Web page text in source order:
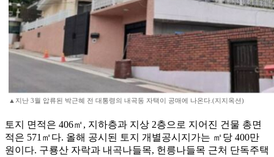
▲지난 3월 압류된 박근혜 전 대통령의 내곡동 자택이 공매에 나온다.(지지옥션)
토지 면적은 406㎡, 지하층과 지상 2층으로 지어진 건물 총면
적은 571㎡다. 올해 공시된 토지 개별공시지가는 ㎡당 400만
원이다. 구룡산 자락과 내곡나들목, 헌릉나들목 근처 단독주택